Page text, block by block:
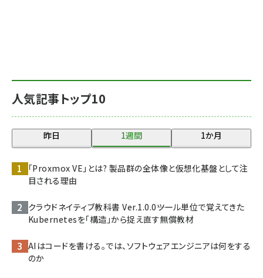
人気記事トップ10
昨日 1週間 1か月
「Proxmox VE」とは? 製品群の全体像と仮想化基盤として注
目される理由
クラウドネイティブ教科書 Ver.1.0.0――ツール単位で覚えてきた
Kubernetesを「構造」から捉え直す無償教材
AIはコードを書ける。では、ソフトウェアエンジニアは何をする
のか